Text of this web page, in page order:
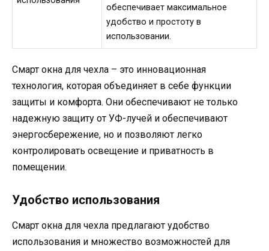
обеспечивает максимальное
удобство и простоту в
использовании.
Смарт окна для чехла – это инновационная
технология, которая объединяет в себе функции
защиты и комфорта. Они обеспечивают не только
надежную защиту от УФ-лучей и обеспечивают
энергосбережение, но и позволяют легко
контролировать освещение и приватность в
помещении.
Удобство использования
Смарт окна для чехла предлагают удобство
использования и множество возможностей для